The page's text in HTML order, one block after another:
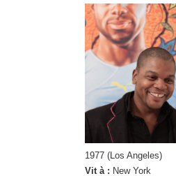
1977 (Los Angeles)
Vit à : New York